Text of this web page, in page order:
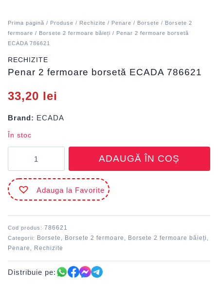
Prima pagină / Produse / Rechizite / Penare / Borsete / Borsete 2
fermoare / Borsete 2 fermoare băieți / Penar 2 fermoare borsetă
ECADA 786621
RECHIZITE
Penar 2 fermoare borsetă ECADA 786621
33,20 lei
Brand: ECADA
În stoc
2
fermoare
borsetă
ECADA
ADAUGĂ ÎN COȘ
Adauga la Favorite
Cod produs: 786621
Categorii: Borsete , Borsete 2 fermoare , Borsete 2 fermoare băieți ,
Penare , Rechizite
Distribuie pe: